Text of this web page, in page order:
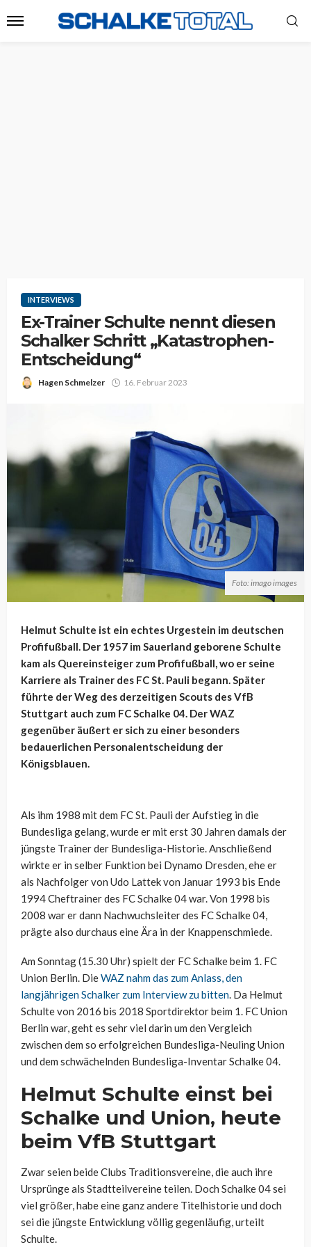
INTERVIEWS
Ex-Trainer Schulte nennt diesen
Schalker Schritt „Katastrophen-
Entscheidung“
Hagen Schmelzer 16. Februar 2023
Foto: imago images
Helmut Schulte ist ein echtes Urgestein im deutschen
Profifußball. Der 1957 im Sauerland geborene Schulte
kam als Quereinsteiger zum Profifußball, wo er seine
Karriere als Trainer des FC St. Pauli begann. Später
führte der Weg des derzeitigen Scouts des VfB
Stuttgart auch zum FC Schalke 04. Der WAZ
gegenüber äußert er sich zu einer besonders
bedauerlichen Personalentscheidung der
Königsblauen.
Als ihm 1988 mit dem FC St. Pauli der Aufstieg in die
Bundesliga gelang, wurde er mit erst 30 Jahren damals der
jüngste Trainer der Bundesliga-Historie. Anschließend
wirkte er in selber Funktion bei Dynamo Dresden, ehe er
als Nachfolger von Udo Lattek von Januar 1993 bis Ende
1994 Cheftrainer des FC Schalke 04 war. Von 1998 bis
2008 war er dann Nachwuchsleiter des FC Schalke 04,
prägte also durchaus eine Ära in der Knappenschmiede.
Am Sonntag (15.30 Uhr) spielt der FC Schalke beim 1. FC
Union Berlin. DieWAZ nahm das zum Anlass, den
langjährigen Schalker zum Interview zu bitten. Da Helmut
Schulte von 2016 bis 2018 Sportdirektor beim 1. FC Union
Berlin war, geht es sehr viel darin um den Vergleich
zwischen dem so erfolgreichen Bundesliga-Neuling Union
und dem schwächelnden Bundesliga-Inventar Schalke 04.
Helmut Schulte einst bei
Schalke und Union, heute
beim VfB Stuttgart
Zwar seien beide Clubs Traditionsvereine, die auch ihre
Ursprünge als Stadtteilvereine teilen. Doch Schalke 04 sei
viel größer, habe eine ganz andere Titelhistorie und doch
sei die jüngste Entwicklung völlig gegenläufig, urteilt
Schulte.